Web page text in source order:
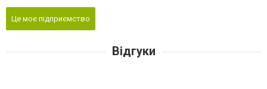
Це моє підприємство
Відгуки